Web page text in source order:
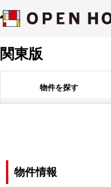
関東版
物件を探す
物件情報